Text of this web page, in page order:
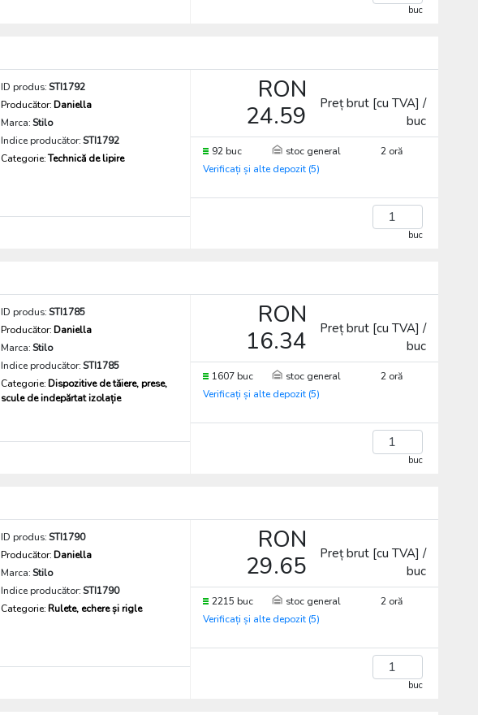
buc
ID produs: STI1792
Producător: Daniella
Marca: Stilo
Indice producător: STI1792
Categorie: Technică de lipire
RON
24.59
Preț brut [cu TVA] /
buc
92 buc stoc general
2 oră
Verificați și alte depozit (5)
buc
ID produs: STI1785
Producător: Daniella
Marca: Stilo
Indice producător: STI1785
Categorie: Dispozitive de tăiere, prese,
scule de indepărtat izolație
RON
16.34
Preț brut [cu TVA] /
buc
1607 buc stoc general
2 oră
Verificați și alte depozit (5)
buc
ID produs: STI1790
Producător: Daniella
Marca: Stilo
Indice producător: STI1790
Categorie: Rulete, echere și rigle
RON
29.65
Preț brut [cu TVA] /
buc
2215 buc stoc general
2 oră
Verificați și alte depozit (5)
buc